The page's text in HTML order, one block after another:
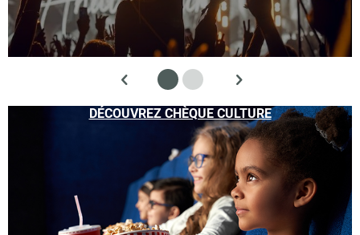
DÉCOUVREZ CHÈQUE CULTURE